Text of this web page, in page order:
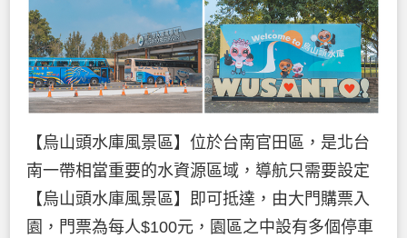
【烏山頭水庫風景區】位於台南官田區，是北台
南一帶相當重要的水資源區域，導航只需要設定
【烏山頭水庫風景區】即可抵達，由大門購票入
園，門票為每人$100元，園區之中設有多個停車